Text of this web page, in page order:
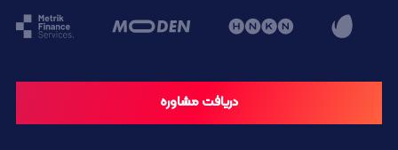
دریافت مشاوره